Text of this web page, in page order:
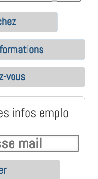
vous
infos emploi